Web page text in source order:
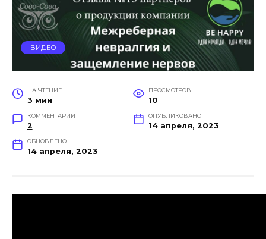
ВИДЕО
НА ЧТЕНИЕ
3 мин
ПРОСМОТРОВ
10
КОММЕНТАРИИ
2
ОПУБЛИКОВАНО
14 апреля, 2023
ОБНОВЛЕНО
14 апреля, 2023